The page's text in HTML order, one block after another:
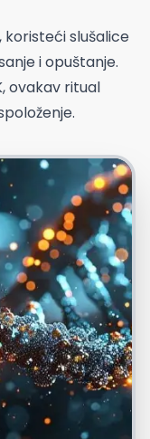
koristeći slušalice
i opuštanje.
ovakav ritual